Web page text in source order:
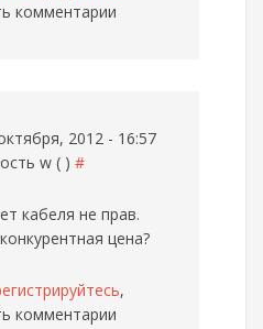
комментарии
2012 - 16:57
w ( ) #
кабеля не прав.
цена?
,
комментарии